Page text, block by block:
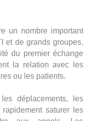
un nombre important
et de grands groupes.
du premier échange
la relation avec les
ou les patients.
déplacements, les
saturer les